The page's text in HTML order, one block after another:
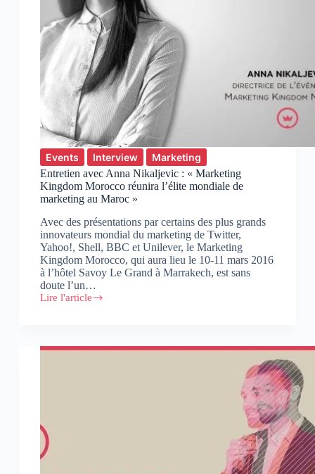
Events Interview
Marketing
Entretien avec Anna Nikaljevic : « Marketing
Kingdom Morocco réunira l’élite mondiale de
marketing au Maroc »
Avec des présentations par certains des plus grands
innovateurs mondial du marketing de Twitter,
Yahoo!, Shell, BBC et Unilever, le Marketing
Kingdom Morocco, qui aura lieu le 10-11 mars 2016
à l’hôtel Savoy Le Grand à Marrakech, est sans
doute l’un…
Lire l'article
Entretien
:
mondiale
de
marketing
au